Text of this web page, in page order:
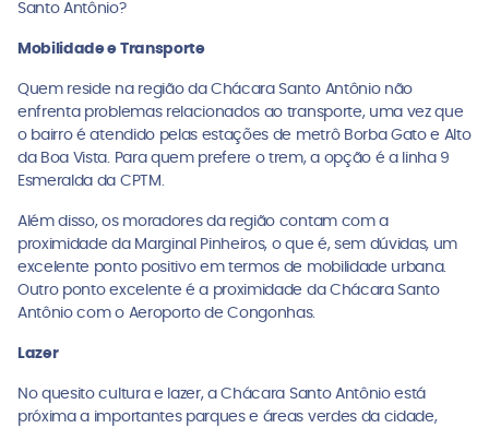
Santo Antônio?
Mobilidade e Transporte
Quem reside na região da Chácara Santo Antônio não
enfrenta problemas relacionados ao transporte, uma vez que
o bairro é atendido pelas estações de metrô Borba Gato e Alto
da Boa Vista. Para quem prefere o trem, a opção é a linha 9
Esmeralda da CPTM.
Além disso, os moradores da região contam com a
proximidade da Marginal Pinheiros, o que é, sem dúvidas, um
excelente ponto positivo em termos de mobilidade urbana.
Outro ponto excelente é a proximidade da Chácara Santo
Antônio com o Aeroporto de Congonhas.
Lazer
No quesito cultura e lazer, a Chácara Santo Antônio está
próxima a importantes parques e áreas verdes da cidade,